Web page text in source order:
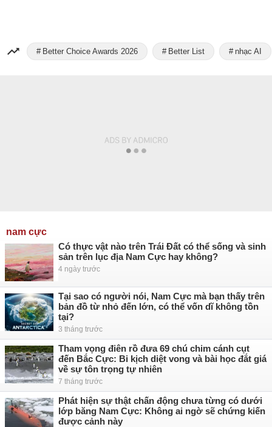
Better Choice Awards 2026 Better List nhạc AI
nam cực
Có thực vật nào trên Trái Đất có thể sống và sinh
sản trên lục địa Nam Cực hay không?
4 ngày trước
Tại sao có người nói, Nam Cực mà bạn thấy trên
bản đồ từ nhỏ đến lớn, có thể vốn dĩ không tồn
tại?
3 tháng trước
Tham vọng điên rồ đưa 69 chú chim cánh cụt
đến Bắc Cực: Bi kịch diệt vong và bài học đắt giá
về sự tôn trọng tự nhiên
7 tháng trước
Phát hiện sự thật chấn động chưa từng có dưới
lớp băng Nam Cực: Không ai ngờ sẽ chứng kiến
được cảnh này